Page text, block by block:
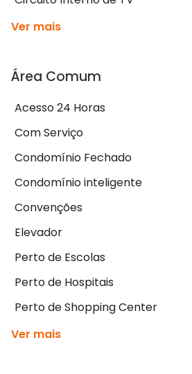
Ver mais
Área Comum
Acesso 24 Horas
Com Serviço
Condomínio Fechado
Condomínio inteligente
Convenções
Elevador
Perto de Escolas
Perto de Hospitais
Perto de Shopping Center
Ver mais